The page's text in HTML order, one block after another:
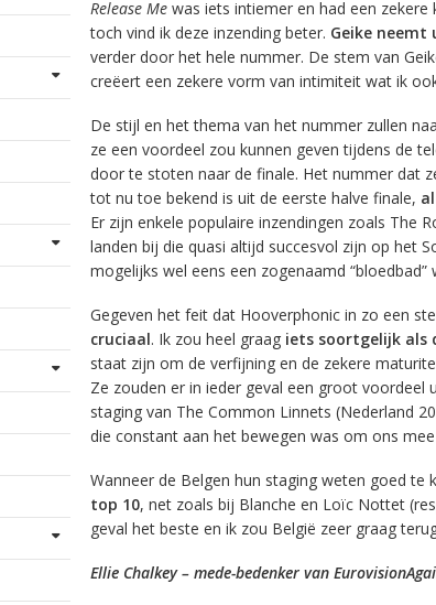
Release Mewas iets intiemer en had een
toch vind ik deze inzending beter. Geike
verder door het hele nummer. De stem van
creëert een zekere vorm van intimiteit wat ik
De stijl en het thema van het nummer zullen
ze een voordeel zou kunnen geven tijdens de
door te stoten naar de finale. Het nummer dat
tot nu toe bekend is uit de eerste halve finale,
Er zijn enkele populaire inzendingen zoals The
landen bij die quasi altijd succesvol zijn op het
mogelijks wel eens een zogenaamd
Gegeven het feit dat Hooverphonic in zo een
cruciaal. Ik zou heel graagiets soortgelijk als
staat zijn om de verfijning en de zekere
Ze zouden er in ieder geval een groot
staging van The Common Linnets (Nederland
die constant aan het bewegen was om ons
Wanneer de Belgen hun staging weten goed te
top 10, net zoals bij Blanche en Loïc Nottet
geval het beste en ik zou België zeer graag
Ellie Chalkey – mede-bedenker van